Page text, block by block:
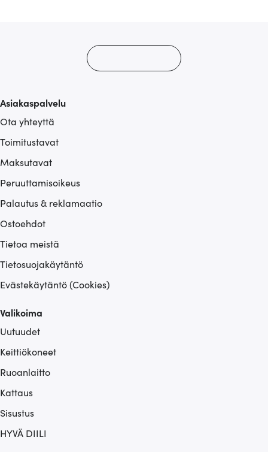
kerätty, kun olet käyttänyt heidän palvelujaan.
Asiakaspalvelu
Ota yhteyttä
Toimitustavat
Maksutavat
Peruuttamisoikeus
Palautus & reklamaatio
Ostoehdot
Tietoa meistä
Tietosuojakäytäntö
Evästekäytäntö (Cookies)
Valikoima
Uutuudet
Keittiökoneet
Ruoanlaitto
Kattaus
Sisustus
HYVÄ DIILI